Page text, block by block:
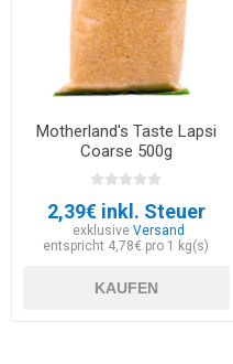
Motherland's Taste Lapsi
Coarse 500g
2,39€ inkl. Steuer
exklusiveVersand
entspricht 4,78€ pro 1 kg(s)
KAUFEN